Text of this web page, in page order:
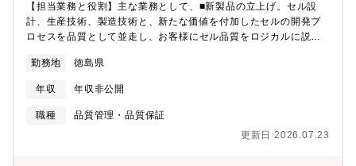
【担当業務と役割】主な業務として、■新製品の立上げ。セル設
計、生産技術、製造技術と、新たな価値を付加したセルの開発プ
ロセスを品質として並走し、お客様にセル品質をロジカルに説
島）での生産拡大に合わせ、各拠点品質部門との連携。各現場で
の品質改善を先導する。■品質ナレッジの継承と進化。品質保証業
務の一つとして、複数拠点と社内部門間の共有のナレッジツール
を提案、標準化の推進。さらに強化し、お客様の要求にタイムリ
内容】■主に国内/徳島での業務になります。淡路島、大阪へは出
勤務地 徳島県
年収 年収非公開
職種
品質管理・品質保証
更新日 2026.07.23